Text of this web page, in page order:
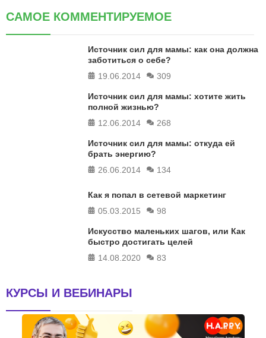
САМОЕ КОММЕНТИРУЕМОЕ
Источник сил для мамы: как она должна
заботиться о себе?
19.06.2014
309
Источник сил для мамы: хотите жить
полной жизнью?
12.06.2014
268
Источник сил для мамы: откуда ей
брать энергию?
26.06.2014
134
Как я попал в сетевой маркетинг
05.03.2015
98
Искусство маленьких шагов, или Как
быстро достигать целей
14.08.2020
83
КУРСЫ И ВЕБИНАРЫ